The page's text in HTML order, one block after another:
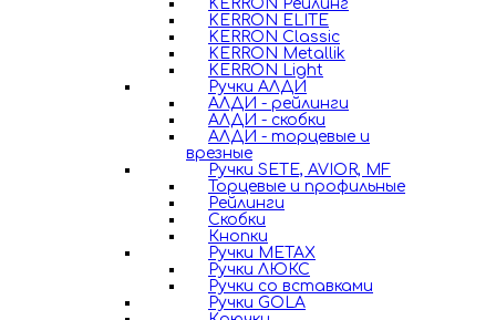
KERRON Рейлинг
KERRON ELITE
KERRON Classic
KERRON Metallik
KERRON Light
Ручки АЛДИ
АЛДИ - рейлинги
АЛДИ - скобки
АЛДИ - торцевые и
врезные
Ручки SETE, AVIOR, MF
Торцевые и профильные
Рейлинги
Скобки
Кнопки
Ручки METAX
Ручки ЛЮКС
Ручки со вставками
Ручки GOLA